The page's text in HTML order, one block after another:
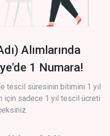
Alımlarında
1 Numara!
tescil süresinin bitimini 1 yıl
için sadece 1 yıl tescil ücreti